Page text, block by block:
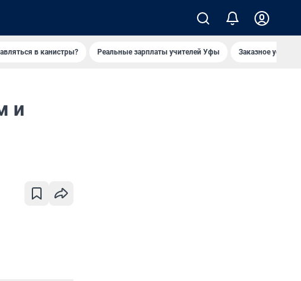
в канистры? Реальные зарплаты учителей Уфы Заказное
и